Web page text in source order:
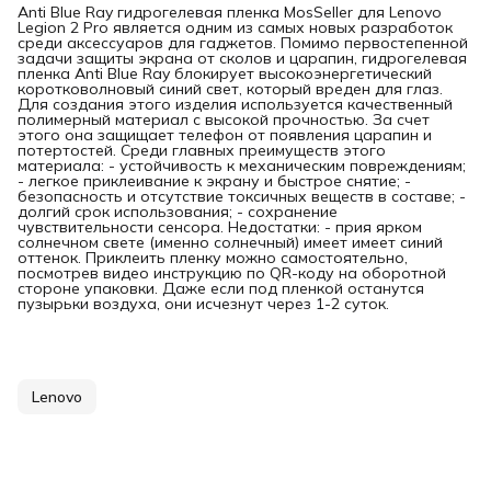
Anti Blue Ray гидрогелевая пленка MosSeller для Lenovo
Legion 2 Pro является одним из самых новых разработок
среди аксессуаров для гаджетов. Помимо первостепенной
задачи защиты экрана от сколов и царапин, гидрогелевая
пленка Anti Blue Ray блокирует высокоэнергетический
коротковолновый синий свет, который вреден для глаз.
Для создания этого изделия используется качественный
полимерный материал с высокой прочностью. За счет
этого она защищает телефон от появления царапин и
потертостей. Среди главных преимуществ этого
материала: - устойчивость к механическим повреждениям;
- легкое приклеивание к экрану и быстрое снятие; -
безопасность и отсутствие токсичных веществ в составе; -
долгий срок использования; - сохранение
чувствительности сенсора. Недостатки: - прия ярком
солнечном свете (именно солнечный) имеет имеет синий
оттенок. Приклеить пленку можно самостоятельно,
посмотрев видео инструкцию по QR-коду на оборотной
стороне упаковки. Даже если под пленкой останутся
пузырьки воздуха, они исчезнут через 1-2 суток.
Lenovo